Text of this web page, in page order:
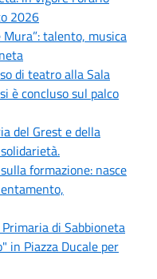
2026
Mura”: talento, musica
di teatro alla Sala
è concluso sul palco
del Grest e della
formazione: nasce
di Sabbioneta
in Piazza Ducale per